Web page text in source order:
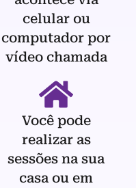
celular ou
computador por
vídeo chamada
Você pode
realizar as
sessões na sua
casa ou em